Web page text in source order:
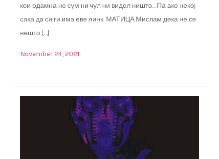
кои одамна не сум ни чул ни видел ништо… Па ако некој
сака да си ги има еве линк: МАТИЦА Мислам дека не се
нешто […]
November 24, 2021